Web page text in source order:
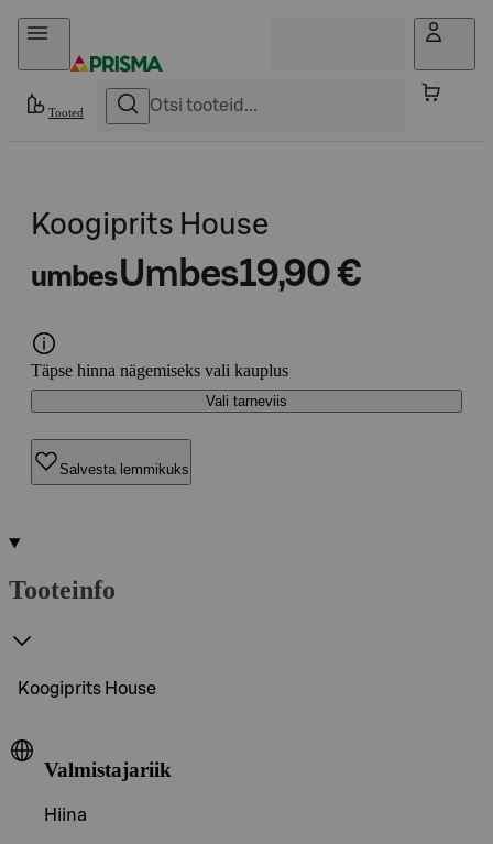
Otse sisu juurde
Tooted
Koogiprits House
umbesUmbes19,90 €
Täpse hinna nägemiseks vali kauplus
Vali tarneviis
Salvesta lemmikuks
Tooteinfo
Koogiprits House
Valmistajariik
Hiina